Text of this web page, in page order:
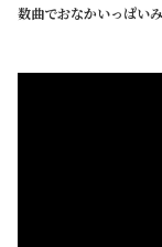
数曲でおなかいっぱい